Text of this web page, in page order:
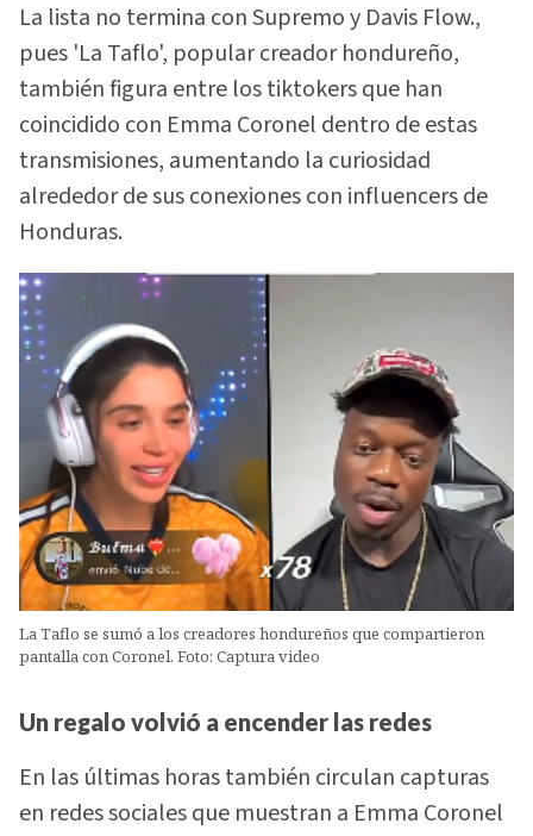
La lista no termina con Supremo y Davis Flow.,
pues 'La Taflo', popular creador hondureño,
también figura entre los tiktokers que han
coincidido con Emma Coronel dentro de estas
transmisiones, aumentando la curiosidad
alrededor de sus conexiones con influencers de
Honduras.
La Taflo se sumó a los creadores hondureños que compartieron
pantalla con Coronel. Foto: Captura video
Un regalo volvió a encender las redes
En las últimas horas también circulan capturas
en redes sociales que muestran a Emma Coronel